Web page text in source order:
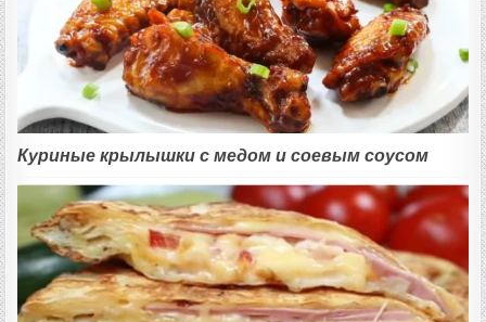
Куриные крылышки с медом и соевым соусом